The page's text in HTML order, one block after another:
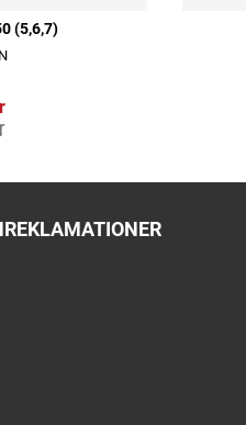
(5,6,7)
REKLAMATIONER